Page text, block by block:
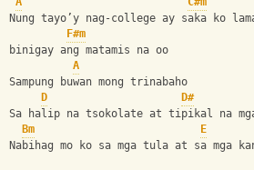
Nung tayo’y nag-college ay saka ko
F#m
binigay ang matamis na oo
A
Sampung buwan mong trinabaho
D
D#
Sa halip na tsokolate at tipikal na
Bm
E
Nabihag mo ko sa mga tula at sa mga